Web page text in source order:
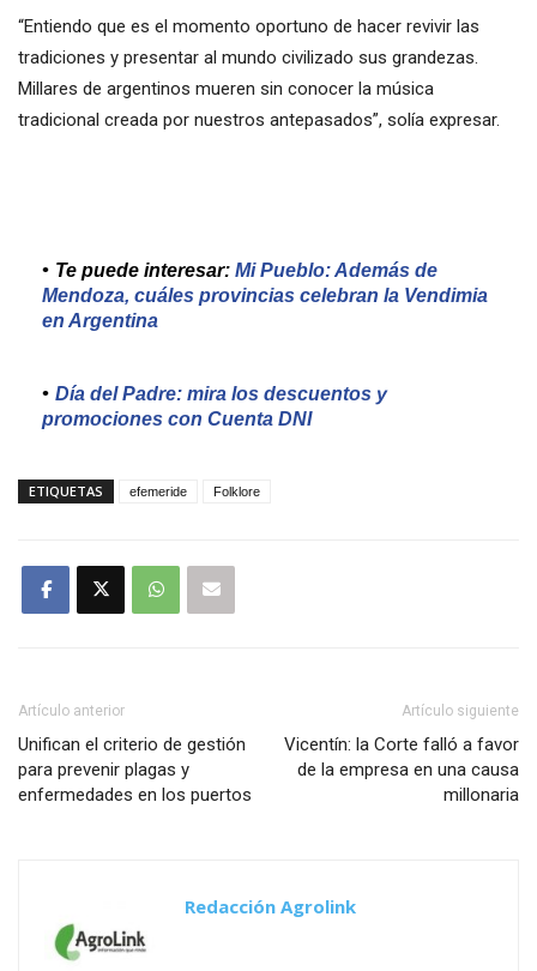
“Entiendo que es el momento oportuno de hacer revivir las
tradiciones y presentar al mundo civilizado sus grandezas.
Millares de argentinos mueren sin conocer la música
tradicional creada por nuestros antepasados”, solía expresar.
Te puede interesar: Mi Pueblo: Además de
Mendoza, cuáles provincias celebran la Vendimia
en Argentina
Día del Padre: mira los descuentos y
promociones con Cuenta DNI
ETIQUETAS efemeride Folklore
Artículo anterior
Unifican el criterio de gestión
para prevenir plagas y
enfermedades en los puertos
Artículo siguiente
Vicentín: la Corte falló a favor
de la empresa en una causa
millonaria
Redacción Agrolink